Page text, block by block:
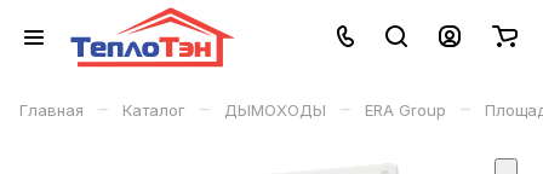
Главная – Каталог – ДЫМОХОДЫ – ERA Group –